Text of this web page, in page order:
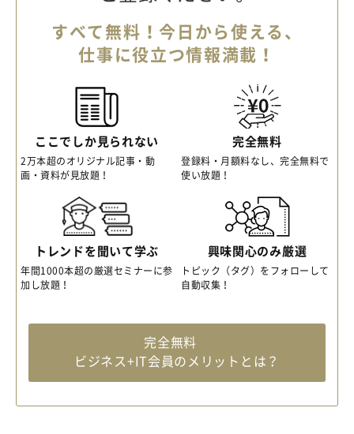
すべて無料！今日から使える、
仕事に役立つ情報満載！
ここでしか見られない
2万本超のオリジナル記事・動
画・資料が見放題！
完全無料
登録料・月額料なし、完全無料で
使い放題！
トレンドを聞いて学ぶ
年間1000本超の厳選セミナーに参
加し放題！
興味関心のみ厳選
トピック（タグ）をフォローして
自動収集！
完全無料
ビジネス+IT会員のメリットとは？